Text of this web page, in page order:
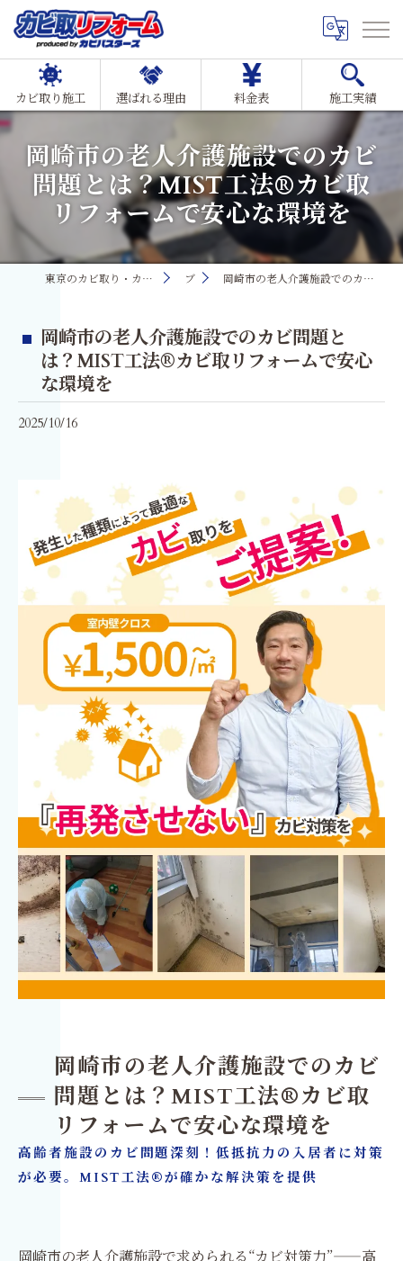
カビ取り施工 選ばれる理由 料金表 施工実績
岡崎市の老人介護施設でのカビ
問題とは？MIST工法®カビ取
リフォームで安心な環境を
東京のカビ取り・カビ対策ならMIST工法®カビ取リフォーム ブログ 岡崎市の老人介護施設でのカビ問題とは？MIST工法®カビ取リフォームで安心な環境を
岡崎市の老人介護施設でのカビ問題と
は？MIST工法®カビ取リフォームで安心
な環境を
2025/10/16
岡崎市の老人介護施設でのカビ
問題とは？MIST工法®カビ取
リフォームで安心な環境を
高齢者施設のカビ問題深刻！低抵抗力の入居者に対策
が必要。MIST工法®が確かな解決策を提供
岡崎市の老人介護施設で求められる“カビ対策力”——高